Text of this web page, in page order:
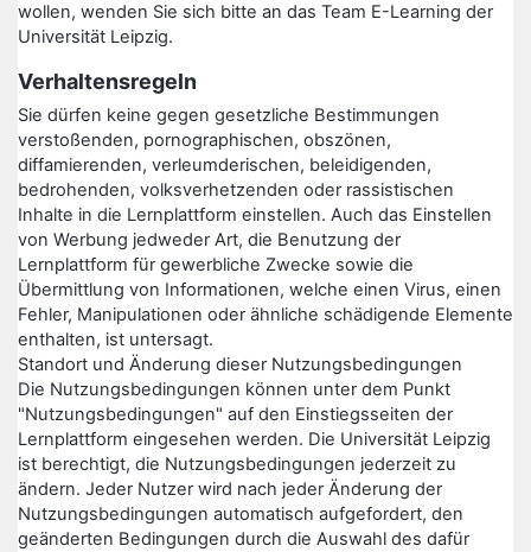
wollen, wenden Sie sich bitte an das Team E-Learning der
Universität Leipzig.
Verhaltensregeln
Sie dürfen keine gegen gesetzliche Bestimmungen
verstoßenden, pornographischen, obszönen,
diffamierenden, verleumderischen, beleidigenden,
bedrohenden, volksverhetzenden oder rassistischen
Inhalte in die Lernplattform einstellen. Auch das Einstellen
von Werbung jedweder Art, die Benutzung der
Lernplattform für gewerbliche Zwecke sowie die
Übermittlung von Informationen, welche einen Virus, einen
Fehler, Manipulationen oder ähnliche schädigende Elemente
enthalten, ist untersagt.
Standort und Änderung dieser Nutzungsbedingungen
Die Nutzungsbedingungen können unter dem Punkt
"Nutzungsbedingungen" auf den Einstiegsseiten der
Lernplattform eingesehen werden. Die Universität Leipzig
ist berechtigt, die Nutzungsbedingungen jederzeit zu
ändern. Jeder Nutzer wird nach jeder Änderung der
Nutzungsbedingungen automatisch aufgefordert, den
geänderten Bedingungen durch die Auswahl des dafür